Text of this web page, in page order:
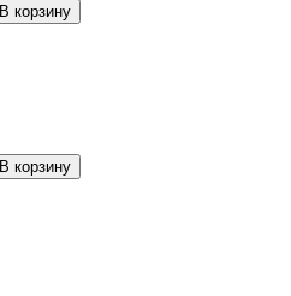
В корзину
В корзину